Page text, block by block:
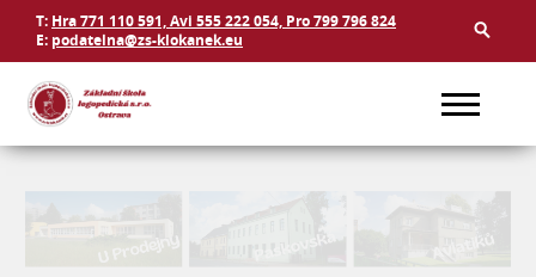
T: Hra 771 110 591, Avi 555 222 054, Pro 799 796 824
E: podatelna@zs-klokanek.eu